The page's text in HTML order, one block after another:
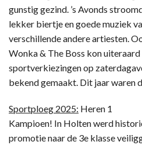
gunstig gezind. ’s Avonds
lekker biertje en goede muziek
verschillende andere artiesten.
Wonka & The Boss kon
sportverkiezingen op
bekend gemaakt. Dit jaar waren
Sportploeg 2025: Heren 1
Kampioen! In Holten werd
promotie naar de 3e klasse